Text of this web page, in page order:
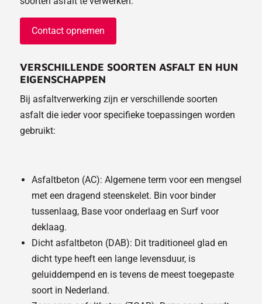
Contact opnemen
VERSCHILLENDE SOORTEN ASFALT EN HUN
EIGENSCHAPPEN
Bij asfaltverwerking zijn er verschillende soorten
asfalt die ieder voor specifieke toepassingen worden
gebruikt:
Asfaltbeton (AC): Algemene term voor een mengsel
met een dragend steenskelet. Bin voor binder
tussenlaag, Base voor onderlaag en Surf voor
deklaag.
Dicht asfaltbeton (DAB): Dit traditioneel glad en
dicht type heeft een lange levensduur, is
geluiddempend en is tevens de meest toegepaste
soort in Nederland.